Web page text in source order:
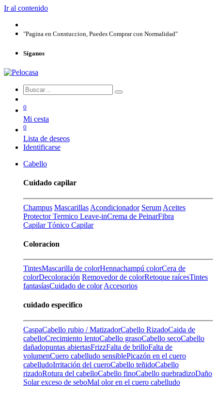
Ir al contenido
"Pagina en Constuccion, Puedes Comprar con Normalidad"
Síganos
0
Mi cesta
0
Lista de deseos
Identificarse
Cabello
Cuidado capilar
Champus Mascarillas Acondicionador Serum Aceites
Protector Termico Leave-inCrema de PeinarFibra
CapilarTónico Capilar
Coloracion
TintesMascarilla de colorHennachampú colorCera de
colorDecoloración Removedor de colorRetoque raícesTintes
fantasíasCuidado de color Accesorios
cuidado especifico
CaspaCabello rubio / MatizadorCabello RizadoCaida de
cabelloCrecimiento lentoCabello grasoCabello secoCabello
dañadopuntas abiertasFrizzFalta de brilloFalta de
volumenCuero cabelludo sensiblePicazón en el cuero
cabelludoIrritación del cueroCabello teñidoCabello
rizadoRotura del cabelloCabello finoCabello quebradizoDaño
Solarexceso de seboMal olor en el cuero cabelludo